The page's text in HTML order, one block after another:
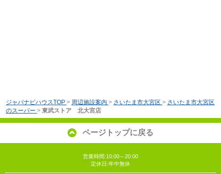
ジャパナビハウスTOP > 周辺施設案内 > さいたま市大宮区 > さいたま市大宮区
のスーパー > 東武ストア 北大宮店
ページトップに戻る
営業時間:10:00～20:00
定休日:年中無休